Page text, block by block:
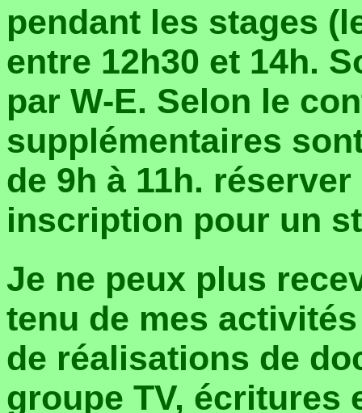
pendant les stages
entre 12h30 et 14h.
par W-E. Selon le
supplémentaires
de 9h à 11h.
inscription pour un
Je ne peux plus
tenu de mes
de réalisations de
groupe TV, écritures